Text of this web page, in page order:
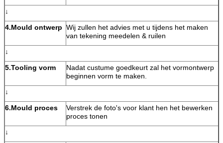
↓
4.Mould ontwerp Wij zullen het advies met u tijdens het maken
van tekening meedelen & ruilen
↓
5.Tooling vorm
Nadat custume goedkeurt zal het vormontwerp
beginnen vorm te maken.
↓
6.Mould proces
Verstrek de foto's voor klant hen het bewerken
proces tonen
↓